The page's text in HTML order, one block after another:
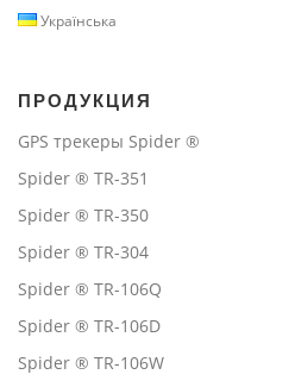
Українська
ПРОДУКЦИЯ
GPS трекеры Spider ®
Spider ® TR-351
Spider ® TR-350
Spider ® TR-304
Spider ® TR-106Q
Spider ® TR-106D
Spider ® TR-106W